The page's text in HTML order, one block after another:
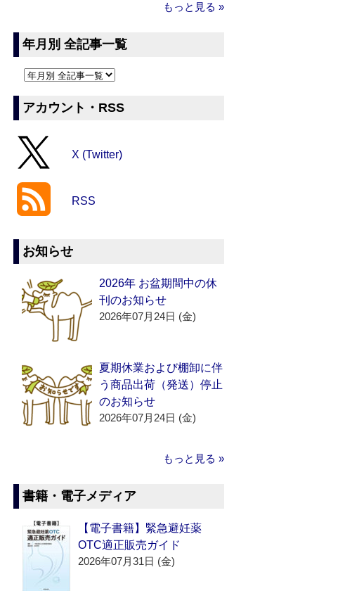
もっと見る »
年月別 全記事一覧
アカウント・RSS
X (Twitter)
RSS
お知らせ
2026年 お盆期間中の休
刊のお知らせ
2026年07月24日 (金)
夏期休業および棚卸に伴
う商品出荷（発送）停止
のお知らせ
2026年07月24日 (金)
もっと見る »
書籍・電子メディア
【電子書籍】緊急避妊薬
OTC適正販売ガイド
2026年07月31日 (金)